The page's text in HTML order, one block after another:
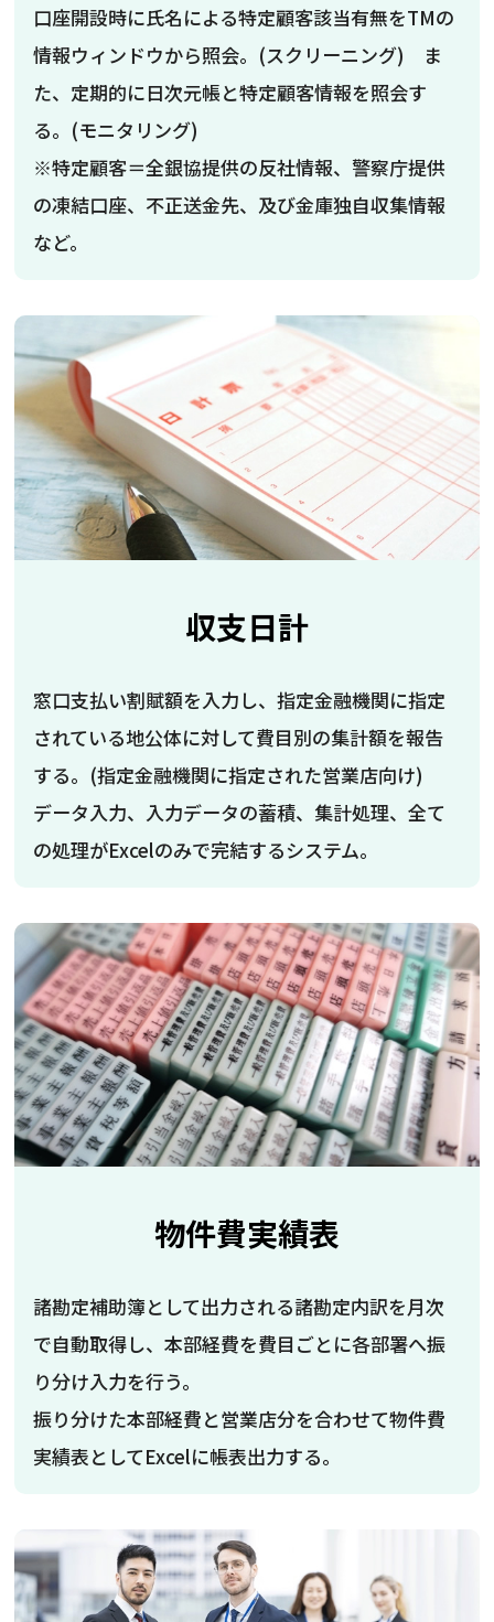
口座開設時に氏名による特定顧客該当有無をTMの
情報ウィンドウから照会。(スクリーニング) ま
た、定期的に日次元帳と特定顧客情報を照会す
る。(モニタリング)
※特定顧客＝全銀協提供の反社情報、警察庁提供
の凍結口座、不正送金先、及び金庫独自収集情報
など。
収支日計
窓口支払い割賦額を入力し、指定金融機関に指定
されている地公体に対して費目別の集計額を報告
する。(指定金融機関に指定された営業店向け)
データ入力、入力データの蓄積、集計処理、全て
の処理がExcelのみで完結するシステム。
物件費実績表
諸勘定補助簿として出力される諸勘定内訳を月次
で自動取得し、本部経費を費目ごとに各部署へ振
り分け入力を行う。
振り分けた本部経費と営業店分を合わせて物件費
実績表としてExcelに帳表出力する。